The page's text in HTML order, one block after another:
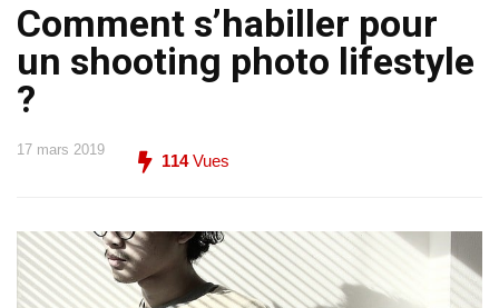
Comment s’habiller pour
un shooting photo lifestyle
?
17 mars 2019
114Vues